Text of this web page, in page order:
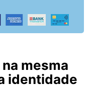
mesma
identidade